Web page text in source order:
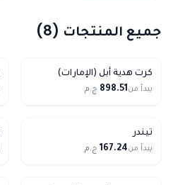
جميع المنتجات (
8
)
كرت هدية أبل (الإمارات)
يبدأ من898.51 ج.م
تيندر
يبدأ من167.24 ج.م